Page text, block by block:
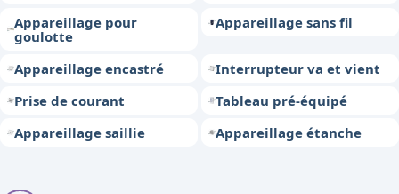
Appareillage pour
goulotte
Appareillage sans fil
Appareillage encastré
Interrupteur va et vient
Prise de courant
Tableau pré-équipé
Appareillage saillie
Appareillage étanche